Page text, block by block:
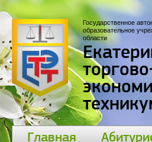
Государственное
образовательное
области
Главная